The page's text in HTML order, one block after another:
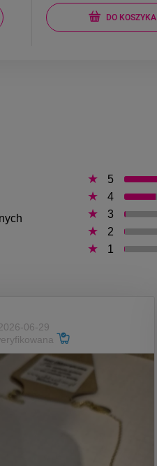
DO KOSZYKA
5
4
3
2
1
06-29